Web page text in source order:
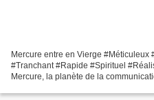
Mercure entre en Vierge #Méticuleux
#Tranchant #Rapide #Spirituel
Mercure, la planète de la